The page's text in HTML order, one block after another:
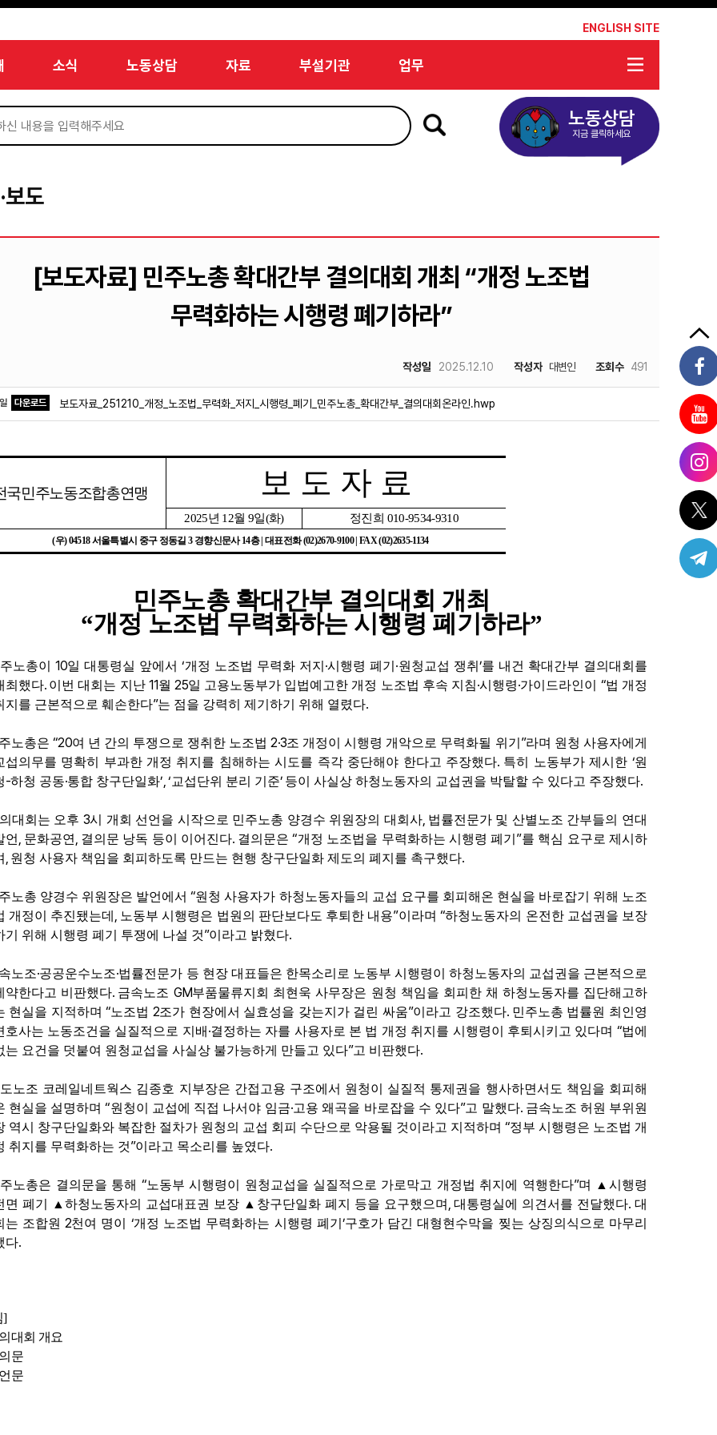
ENGLISH SITE
소식 노동상담 자료 부설기관 업무
노동상담
지금 클릭하세요
보도
[보도자료] 민주노총 확대간부 결의대회 개최 “개정 노조법
무력화하는 시행령 폐기하라”
작성일 2025.12.10 작성자 대변인 조회수 491
다운로드 보도자료_251210_개정_노조법_무력화_저지_시행령_폐기_민주노총_확대간부_결의대회온라인.hwp
국민주노동조합총연맹 보 도 자 료
2025년 12월 9일(화) 정진희 010-9534-9310
(우) 04518서울특별시 중구 정동길3 경향신문사14층 대표전화(02)2670-9100 | FAX (02)2635-1134
민주노총 확대간부 결의대회 개최
“개정 노조법 무력화하는 시행령 폐기하라”
노총이 10일 대통령실 앞에서‘개정 노조법 무력화 저지 ·시행령 폐기 ·원청교섭 쟁취 ’를 내건 확대간부 결의대회를
최했다. 이번 대회는 지난 11월25일 고용노동부가 입법예고한 개정 노조법 후속 지침·시행령·가이드라인이 “법 개정
지를 근본적으로 훼손한다”는 점을 강력히 제기하기 위해 열렸다.
노총은 “20여 년 간의 투쟁으로 쟁취한 노조법2·3조 개정이 시행령 개악으로 무력화될 위기 ”라며 원청 사용자에게
섭의무를 명확히 부과한 개정 취지를 침해하는 시도를 즉각 중단해야 한다고 주장했다. 특히 노동부가 제시한 ‘원
-하청 공동·통합 창구단일화’, ‘교섭단위 분리 기준’ 등이 사실상 하청노동자의 교섭권을 박탈할 수 있다고 주장했다.
대회는 오후 3시 개회 선언을 시작으로 민주노총 양경수 위원장의 대회사, 법률전문가 및 산별노조 간부들의 연대
언 , 문화공연 , 결의문 낭독 등이 이어진다. 결의문은“개정 노조법을 무력화하는 시행령 폐기 ”를 핵심 요구로 제시하
, 원청 사용자 책임을 회피하도록 만드는 현행 창구단일화 제도의 폐지를 촉구했다.
노총 양경수 위원장은 발언에서“원청 사용자가 하청노동자들의 교섭 요구를 회피해온 현실을 바로잡기 위해 노조
개정이 추진됐는데 , 노동부 시행령은 법원의 판단보다도 후퇴한 내용”이라며 “하청노동자의 온전한 교섭권을 보장
기 위해 시행령 폐기 투쟁에 나설 것”이라고 밝혔다.
노조·공공운수노조·법률전문가 등 현장 대표들은 한목소리로 노동부 시행령이 하청노동자의 교섭권을 근본적으로
약한다고 비판했다. 금속노조 GM부품물류지회 최현욱 사무장은 원청 책임을 회피한 채 하청노동자를 집단해고하
현실을 지적하며“노조법 2조가 현장에서 실효성을 갖는지가 걸린 싸움”이라고 강조했다. 민주노총 법률원 최인영
호사는 노동조건을 실질적으로 지배 ·결정하는 자를 사용자로 본 법 개정 취지를 시행령이 후퇴시키고 있다며 “법에
는 요건을 덧붙여 원청교섭을 사실상 불가능하게 만들고 있다”고 비판했다.
노조 코레일네트웍스 김종호 지부장은 간접고용 구조에서 원청이 실질적 통제권을 행사하면서도 책임을 회피해
현실을 설명하며“원청이 교섭에 직접 나서야 임금·고용 왜곡을 바로잡을 수 있다”고 말했다. 금속노조 허원 부위원
역시 창구단일화와 복잡한 절차가 원청의 교섭 회피 수단으로 악용될 것이라고 지적하며 “정부 시행령은 노조법 개
취지를 무력화하는 것”이라고 목소리를 높였다.
노총은 결의문을 통해 “노동부 시행령이 원청교섭을 실질적으로 가로막고 개정법 취지에 역행한다”며 ▲시행령
면 폐기
▲하청노동자의 교섭대표권 보장 ▲ 창구단일화 폐지 등을 요구했으며 ,대통령실에 의견서를 전달했다.대
는 조합원 2천여 명이 ‘개정 노조법 무력화하는 시행령 폐기 ’구호가 담긴 대형현수막을 찢는 상징의식으로 마무리
다.
]
대회 개요
문
문